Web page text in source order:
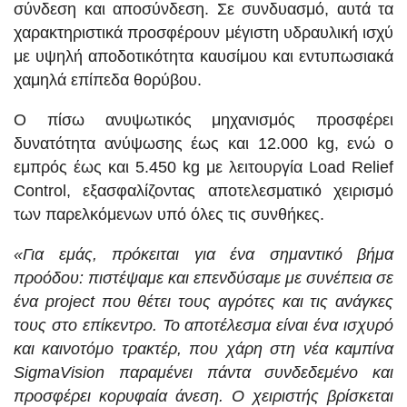
σύνδεση και αποσύνδεση. Σε συνδυασμό, αυτά τα
χαρακτηριστικά προσφέρουν μέγιστη υδραυλική ισχύ
με υψηλή αποδοτικότητα καυσίμου και εντυπωσιακά
χαμηλά επίπεδα θορύβου.
Ο πίσω ανυψωτικός μηχανισμός προσφέρει
δυνατότητα ανύψωσης έως και 12.000 kg, ενώ ο
εμπρός έως και 5.450 kg με λειτουργία Load Relief
Control, εξασφαλίζοντας αποτελεσματικό χειρισμό
των παρελκόμενων υπό όλες τις συνθήκες.
«Για εμάς, πρόκειται για ένα σημαντικό βήμα
προόδου: πιστέψαμε και επενδύσαμε με συνέπεια σε
ένα project που θέτει τους αγρότες και τις ανάγκες
τους στο επίκεντρο. Το αποτέλεσμα είναι ένα ισχυρό
και καινοτόμο τρακτέρ, που χάρη στη νέα καμπίνα
SigmaVision παραμένει πάντα συνδεδεμένο και
προσφέρει κορυφαία άνεση. Ο χειριστής βρίσκεται